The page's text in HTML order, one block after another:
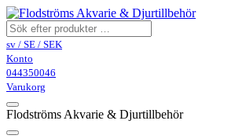
sv / SE / SEK
Konto
044350046
Varukorg
Flodströms Akvarie & Djurtillbehör